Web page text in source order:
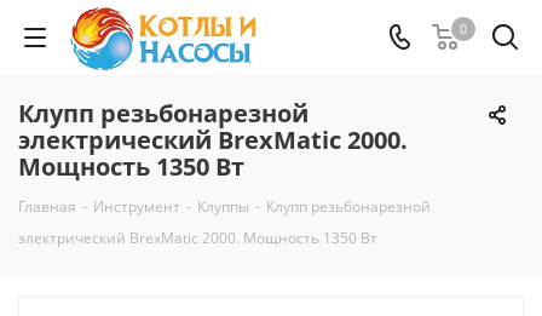
0
Клупп резьбонарезной
электрический BrexMatic 2000.
Мощность 1350 Bт
Главная - Инструмент - Клуппы - Клупп резьбонарезной
электрический BrexMatic 2000. Мощность 1350 Bт